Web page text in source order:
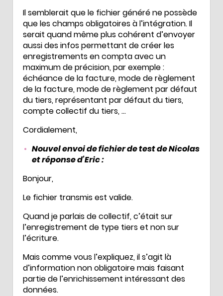
Il semblerait que le fichier généré ne possède
que les champs obligatoires à l’intégration. Il
serait quand même plus cohérent d’envoyer
aussi des infos permettant de créer les
enregistrements en compta avec un
maximum de précision, par exemple :
échéance de la facture, mode de règlement
de la facture, mode de règlement par défaut
du tiers, représentant par défaut du tiers,
compte collectif du tiers, …
Cordialement,
Nouvel envoi de fichier de test de Nicolas
et réponse d’Eric :
Bonjour,
Le fichier transmis est valide.
Quand je parlais de collectif, c’était sur
l’enregistrement de type tiers et non sur
l’écriture.
Mais comme vous l’expliquez, il s’agit là
d’information non obligatoire mais faisant
partie de l’enrichissement intéressant des
données.